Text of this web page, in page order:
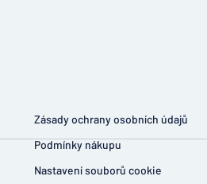
Zásady ochrany osobních údajů
Podmínky nákupu
Nastavení souborů cookie